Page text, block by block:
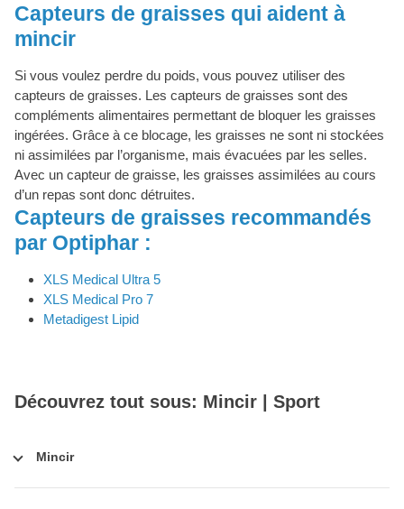
Capteurs de graisses qui aident à
mincir
Si vous voulez perdre du poids, vous pouvez utiliser des
capteurs de graisses. Les capteurs de graisses sont des
compléments alimentaires permettant de bloquer les graisses
ingérées. Grâce à ce blocage, les graisses ne sont ni stockées
ni assimilées par l’organisme, mais évacuées par les selles.
Avec un capteur de graisse, les graisses assimilées au cours
d’un repas sont donc détruites.
Capteurs de graisses recommandés
par Optiphar :
XLS Medical Ultra 5
XLS Medical Pro 7
Metadigest Lipid
Découvrez tout sous: Mincir | Sport
Mincir